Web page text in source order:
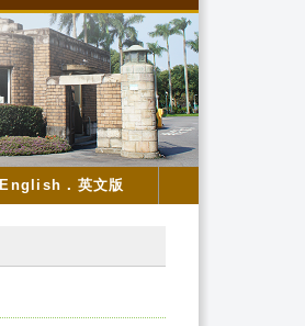
English．英文版